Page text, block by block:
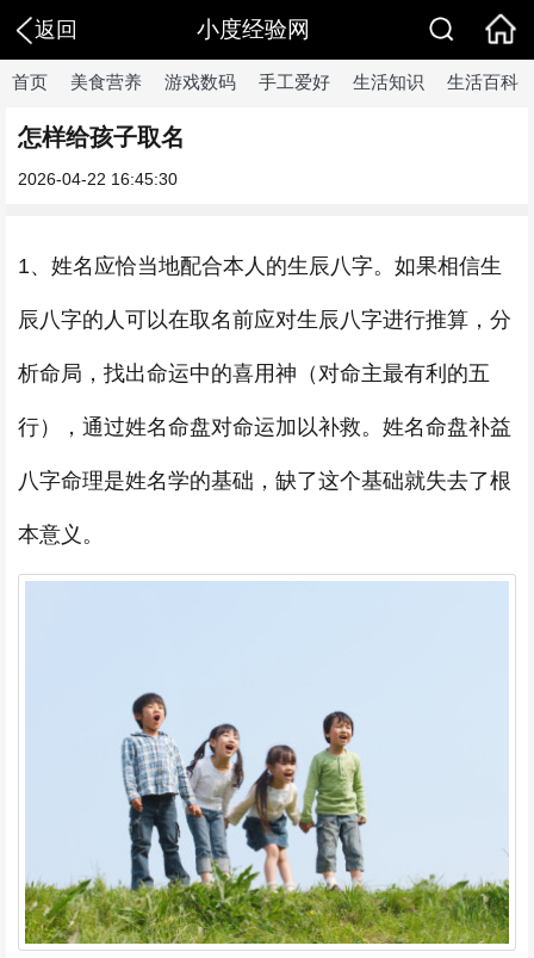
返回 小度经验网
首页 美食营养 游戏数码 手工爱好 生活知识 生活百科
怎样给孩子取名
2026-04-22 16:45:30
1、姓名应恰当地配合本人的生辰八字。如果相信生
辰八字的人可以在取名前应对生辰八字进行推算，分
析命局，找出命运中的喜用神（对命主最有利的五
行），通过姓名命盘对命运加以补救。姓名命盘补益
八字命理是姓名学的基础，缺了这个基础就失去了根
本意义。